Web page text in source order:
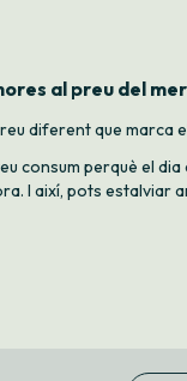
al preu del
diferent que marca
consum perquè el
I així, pots estalviar